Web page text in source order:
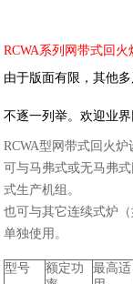
RCWA系列网带式回
由于版面有限，其他
不逐一列举。欢迎业
RCWA型网带式回火
可与马弗式或无马弗
式生产机组。
也可与其它连续式炉
单独使用。
型号
额定功
最高适